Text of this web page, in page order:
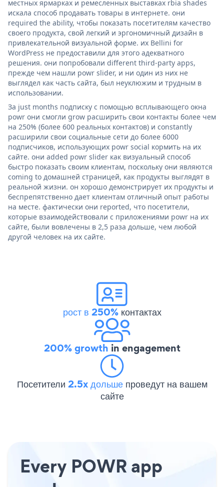
местных ярмарках и ремесленных выставках rbia shades
искала способ продавать товары в интернете. они
required the ability, чтобы показать посетителям качество
своего продукта, свой легкий и эргономичный дизайн в
привлекательной визуальной форме. их Bellini for
WordPress не предоставили для этого адекватного
решения. они попробовали different third-party apps,
прежде чем нашли powr slider, и ни один из них не
выглядел как часть сайта, был неуклюжим и трудным в
использовании.
За just months подписку с помощью всплывающего окна
powr они смогли grow расширить свои контакты более чем
на 250% (более 600 реальных контактов) и constantly
расширили свои социальные сети до более 6000
подписчиков, использующих powr social кормить на их
сайте. они added powr slider как визуальный способ
быстро показать своим клиентам, поскольку они являются
coming to домашней страницей, как продукты выглядят в
реальной жизни. он хорошо демонстрирует их продукты и
беспрепятственно дает клиентам отличный опыт работы
на месте. фактически они reported, что посетители,
которые взаимодействовали с приложениями powr на их
сайте, были вовлечены в 2,5 раза дольше, чем любой
другой человек на их сайте.
рост в 250%контактах
200% growth in engagement
Посетители 2.5x дольше проведут на вашем
сайте
Every POWR app